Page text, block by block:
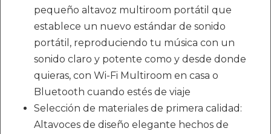
pequeño altavoz multiroom portátil que
establece un nuevo estándar de sonido
portátil, reproduciendo tu música con un
sonido claro y potente como y desde donde
quieras, con Wi-Fi Multiroom en casa o
Bluetooth cuando estés de viaje
Selección de materiales de primera calidad:
Altavoces de diseño elegante hechos de